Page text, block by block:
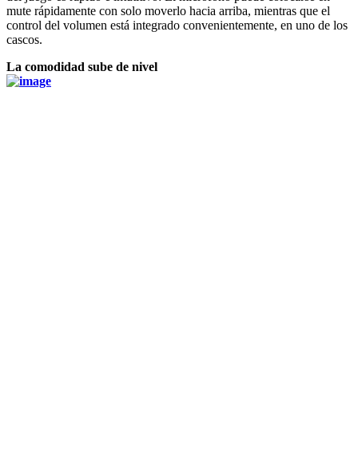
mute rápidamente con solo moverlo hacia arriba, mientras que el
control del volumen está integrado convenientemente, en uno de los
cascos.
La comodidad sube de nivel